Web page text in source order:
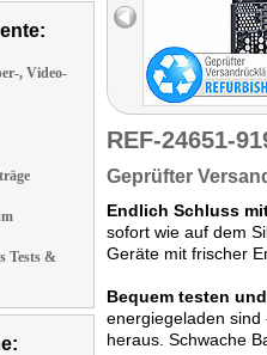
, Video-
Tests &
REF-24651-
Geprüfter
Endlich Schluss
sofort wie auf dem
Geräte mit frischer
Bequem testen
energiegeladen sind
heraus. Schwache